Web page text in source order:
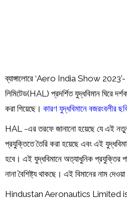
ব্যাঙ্গালোরে ‘Aero India Show 2023’-
লিমিটেড(HAL) প্রদর্শিত যুদ্ধবিমান ঘিরে
করা গিয়েছে। কারণ যুদ্ধবিমানে বজরংবলীর
HAL -এর তরফে জানানো হয়েছে যে এই
প্রযুক্তিতে তৈরি করা হয়েছে এবং এই
হবে। এই যুদ্ধবিমানে অত্যাধুনিক প্রযুক্তির
নানা বৈশিষ্ট্য থাকছে। এই বিমানের নাম
Hindustan Aeronautics Limited